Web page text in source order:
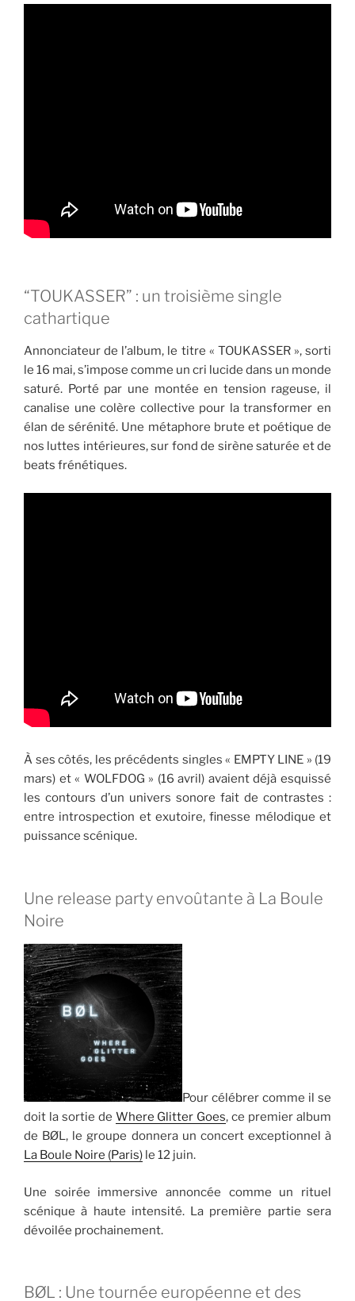
“TOUKASSER” : un troisième single
cathartique
Annonciateur de l’album, le titre « TOUKASSER », sorti
le 16 mai, s’impose comme un cri lucide dans un monde
saturé. Porté par une montée en tension rageuse, il
canalise une colère collective pour la transformer en
élan de sérénité. Une métaphore brute et poétique de
nos luttes intérieures, sur fond de sirène saturée et de
beats frénétiques.
À ses côtés, les précédents singles « EMPTY LINE » (19
mars) et « WOLFDOG » (16 avril) avaient déjà esquissé
les contours d’un univers sonore fait de contrastes :
entre introspection et exutoire, finesse mélodique et
puissance scénique.
Une release party envoûtante à La Boule
Noire
Pour célébrer comme il se
doit la sortie de Where Glitter Goes, ce premier album
de BØL, le groupe donnera un concert exceptionnel à
La Boule Noire (Paris) le 12 juin.
Une soirée immersive annoncée comme un rituel
scénique à haute intensité. La première partie sera
dévoilée prochainement.
BØL : Une tournée européenne et des